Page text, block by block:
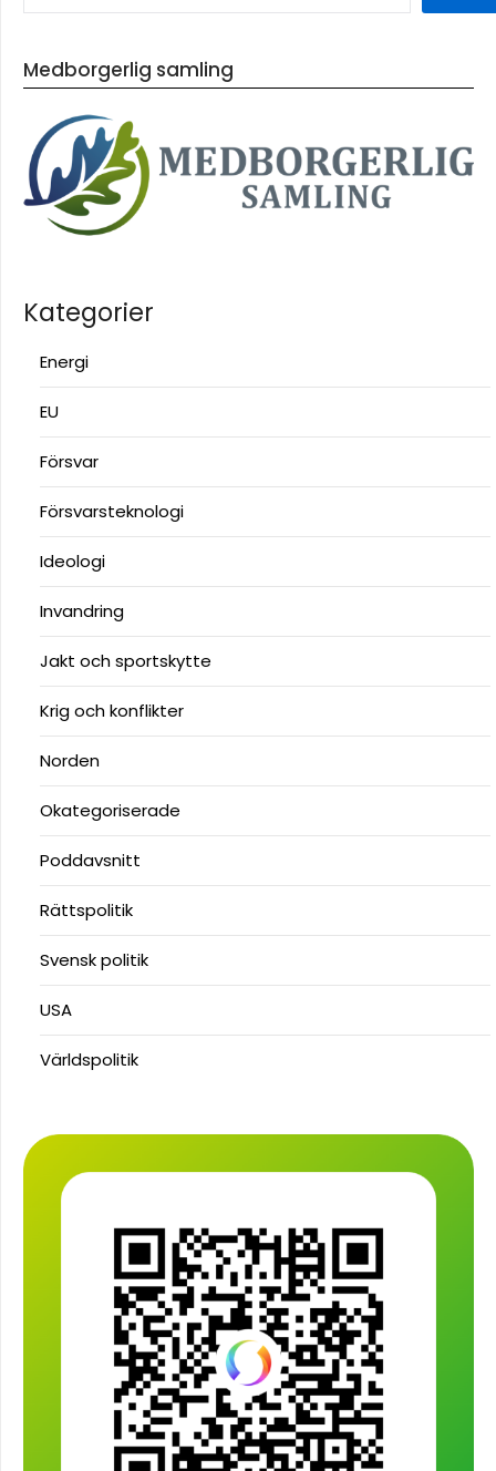
Medborgerlig samling
Kategorier
Energi
EU
Försvar
Försvarsteknologi
Ideologi
Invandring
Jakt och sportskytte
Krig och konflikter
Norden
Okategoriserade
Poddavsnitt
Rättspolitik
Svensk politik
USA
Världspolitik